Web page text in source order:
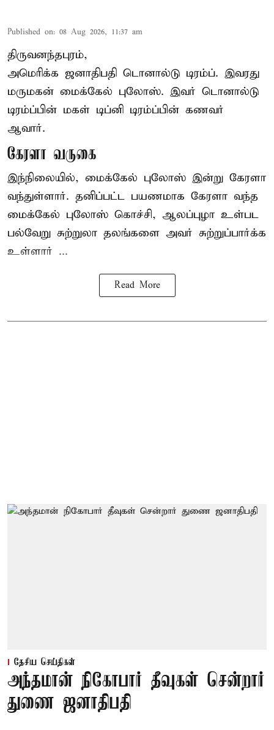
Published on: 08 Aug 2026, 11:37 am
திருவனந்தபுரம்,
அமெரிக்க ஜனாதிபதி டொனால்டு டிரம்ப். இவரது
மருமகன் மைக்கேல் புலோஸ். இவர் டொனால்டு
டிரம்ப்பின் மகள் டிப்னி டிரம்ப்பின் கணவர்
ஆவார்.
கேரளா வருகை
இந்நிலையில், மைக்கேல் புலோஸ் இன்று கேரளா
வந்துள்ளார். தனிப்பட்ட பயணமாக கேரளா வந்த
மைக்கேல் புலோஸ் கொச்சி, ஆலப்புழா உள்பட
பல்வேறு சுற்றுலா தலங்களை அவர் சுற்றுப்பார்க்க
உள்ளார் ...
Read More
தேசிய செய்திகள்
அந்தமான் நிகோபார் தீவுகள் சென்றார்
துணை ஜனாதிபதி